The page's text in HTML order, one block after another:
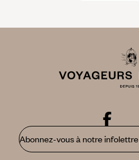
Abonnez-vous à notre infolettre